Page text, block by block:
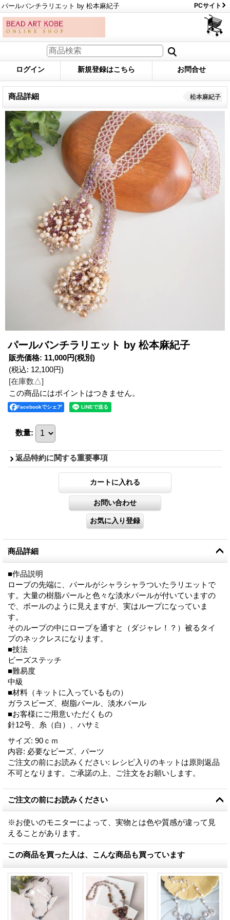
パールバンチラリエット by 松本麻紀子 PCサイト
ログイン 新規登録はこちら お問合せ
商品詳細 松本麻紀子
パールバンチラリエット by 松本麻紀子
販売価格: 11,000円(税別)
(税込: 12,100円)
[在庫数△]
この商品にはポイントはつきません。
Facebookでシェア
数量:
返品特約に関する重要事項
商品詳細
■作品説明
ロープの先端に、パールがシャラシャラついたラリエットで
す。大量の樹脂パールと色々な淡水パールが付いていますの
で、ボールのように見えますが、実はループになっていま
す。
そのループの中にロープを通すと（ダジャレ！？）被るタイ
プのネックレスになります。
■技法
ビーズステッチ
■難易度
中級
■材料（キットに入っているもの）
ガラスビーズ、樹脂パール、淡水パール
■お客様にご用意いただくもの
針12号、糸（白）、ハサミ
サイズ: 90ｃｍ
内容: 必要なビーズ、パーツ
ご注文の前にお読みください: レシピ入りのキットは原則返品
不可となります。ご承諾の上、ご注文をお願いします。
ご注文の前にお読みください
※お使いのモニターによって、実物とは色や質感が違って見
えることがあります。
この商品を買った人は、こんな商品も買っています